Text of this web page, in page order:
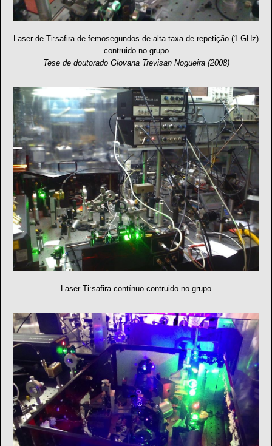
Laser de Ti:safira de femosegundos de alta taxa de repetição (1 GHz)
contruido no grupo
Tese de doutorado Giovana Trevisan Nogueira (2008)
Laser Ti:safira contínuo contruido no grupo